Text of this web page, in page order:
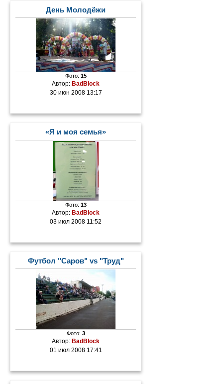
День Молодёжи
Фото: 15
Автор: BadBlock
30 июн 2008 13:17
«Я и моя семья»
Фото: 13
Автор:BadBlock
03 июл 2008 11:52
Футбол "Саров" vs "Труд"
Фото: 3
Автор:BadBlock
01 июл 2008 17:41